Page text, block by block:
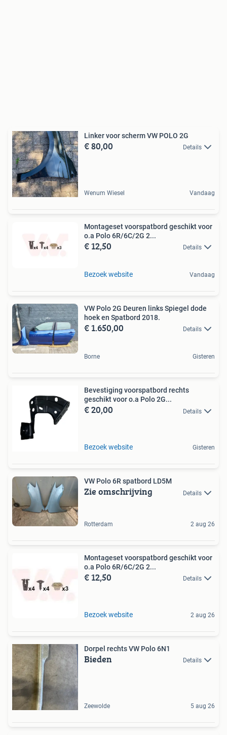
Linker voor scherm VW POLO 2G
€ 80,00 Details
Wenum Wiesel Vandaag
Montageset voorspatbord geschikt voor
o.a Polo 6R/6C/2G 2...
€ 12,50 Details
Bezoek website Vandaag
VW Polo 2G Deuren links Spiegel dode
hoek en Spatbord 2018.
€ 1.650,00 Details
Borne Gisteren
Bevestiging voorspatbord rechts
geschikt voor o.a Polo 2G...
€ 20,00 Details
Bezoek website Gisteren
VW Polo 6R spatbord LD5M
Zie omschrijving Details
Rotterdam 2 aug 26
Montageset voorspatbord geschikt voor
o.a Polo 6R/6C/2G 2...
€ 12,50 Details
Bezoek website 2 aug 26
Dorpel rechts VW Polo 6N1
Bieden Details
Zeewolde 5 aug 26